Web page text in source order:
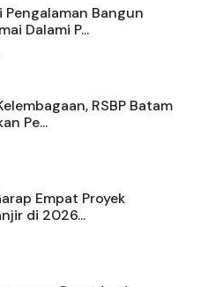
Pengalaman Bangun
Dalami P...
RSBP Batam
Pe...
Empat Proyek
di 2026...